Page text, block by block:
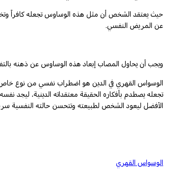
حيث يعتقد الشخص أن مثل هذه الوساوس تجعله كافراً
عن المريض النفسي.
ويجب أن يحاول المصاب إبعاد هذه الوساوس عن ذهنه
الوسواس القهري في الدين هو اضطراب نفسي من نوع خاص،
تجعله يصطدم بأفكاره الحقيقة معتقداته الدينية، ليجد
الأفضل ليعود الشخص لطبيعته وتتحسن حالته النفسية
الوسواس القهري